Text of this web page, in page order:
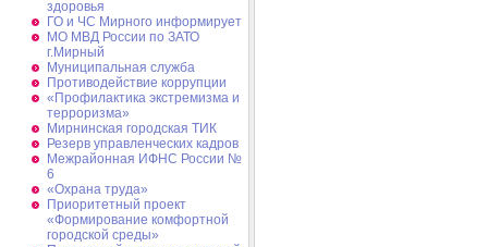
здоровья
ГО и ЧС Мирного информирует
МО МВД России по ЗАТО
г.Мирный
Муниципальная cлужба
Противодействие коррупции
«Профилактика экстремизма и
терроризма»
Мирнинская городская ТИК
Резерв управленческих кадров
Межрайонная ИФНС России №
6
«Охрана труда»
Приоритетный проект
«Формирование комфортной
городской среды»